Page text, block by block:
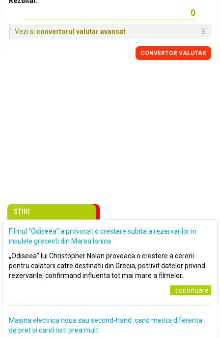
Vezi si convertorul valutar avansat
CONVERTOR VALUTAR
STIRI
Filmul "Odiseea" a provocat o crestere subita a rezervarilor in
insulele grecesti din Marea Ionica
„Odiseea” lui Christopher Nolan provoaca o crestere a cererii
pentru calatorii catre destinatii din Grecia, potrivit datelor privind
rezervarile, confirmand influenta tot mai mare a filmelor..
..continuare
Masina electrica noua sau second-hand: cand merita diferenta
de pret si cand risti prea mult